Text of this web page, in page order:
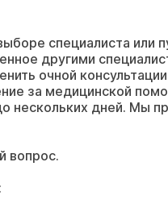
специалиста или
другими
очной
за медицинской
дней. Мы
вопрос.